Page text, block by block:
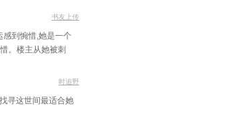
章 少年重见天日
书友上传
到惋惜,她是一个
。楼主从她被刺
时追野
寻这世间最适合她